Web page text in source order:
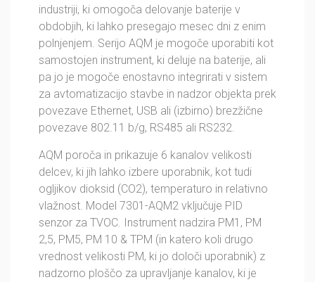
industriji, ki omogoča delovanje baterije v
obdobjih, ki lahko presegajo mesec dni z enim
polnjenjem. Serijo AQM je mogoče uporabiti kot
samostojen instrument, ki deluje na baterije, ali
pa jo je mogoče enostavno integrirati v sistem
za avtomatizacijo stavbe in nadzor objekta prek
povezave Ethernet, USB ali (izbirno) brezžične
povezave 802.11 b/g, RS485 ali RS232.
AQM poroča in prikazuje 6 kanalov velikosti
delcev, ki jih lahko izbere uporabnik, kot tudi
ogljikov dioksid (CO2), temperaturo in relativno
vlažnost. Model 7301-AQM2 vključuje PID
senzor za TVOC. Instrument nadzira PM1, PM
2,5, PM5, PM 10 & TPM (in katero koli drugo
vrednost velikosti PM, ki jo določi uporabnik) z
nadzorno ploščo za upravljanje kanalov, ki je